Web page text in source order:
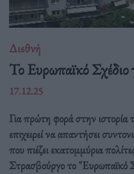
Διεθνή
Το Ευρωπαϊκό Σχέδιο
17.12.25
Για πρώτη φορά στην
επιχειρεί να απαντήσει
που πιέζει εκατομμύρια
Στρασβούργο το "Ευρωπαϊκό